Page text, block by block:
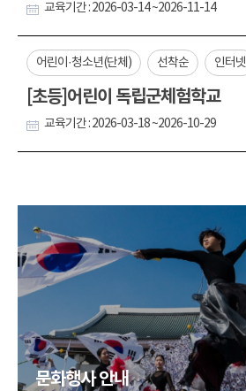
교육기간 : 2026-03-14 ~2026-11-14
어린이·청소년(단체) 선착순 인터넷
[초등]어린이 독립군체험학교
교육기간 : 2026-03-18 ~2026-10-29
문화행사 안내